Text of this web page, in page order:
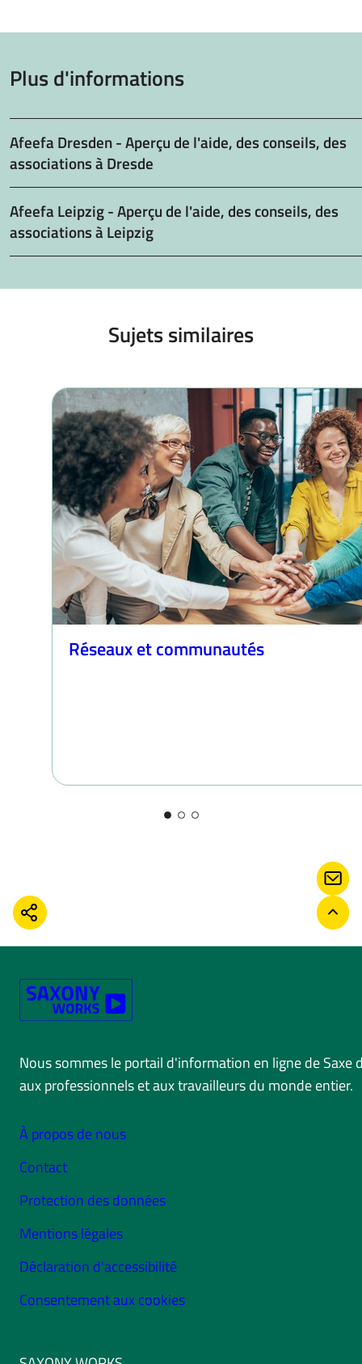
Plus d'informations
Afeefa Dresden - Aperçu de l'aide, des conseils, des
associations à Dresde
Afeefa Leipzig - Aperçu de l'aide, des conseils, des
associations à Leipzig
Sujets similaires
Réseaux et communautés
PARTAGER
Nous sommes le portail d'information en ligne de Saxe
aux professionnels et aux travailleurs du monde entier.
À propos de nous
Contact
Protection des données
Mentions légales
Déclaration d'accessibilité
Consentement aux cookies